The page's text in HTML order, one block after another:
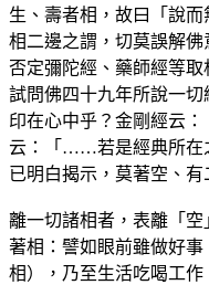
生、壽者相，故曰「說
相二邊之謂，切莫誤解
否定彌陀經、藥師經等
試問佛四十九年所說一切
印在心中乎？金剛經云
云：「……若是經典所在
已明白揭示，莫著空、有
離一切諸相者，表離「
著相：譬如眼前雖做好
相），乃至生活吃喝工